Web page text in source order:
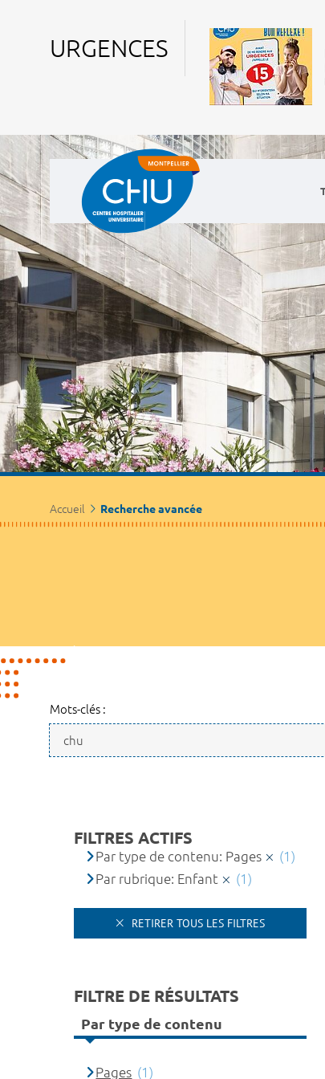
URGENCES
Accueil Recherche avancée
Mots-clés :
FILTRES ACTIFS
Par type de contenu: Pages
(1)
Par rubrique: Enfant
(1)
RETIRER TOUS LES FILTRES
FILTRE DE RÉSULTATS
Par type de contenu
Pages (1)